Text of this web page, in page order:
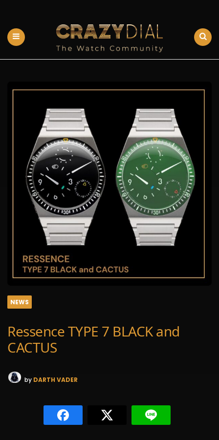
NEWS
Ressence TYPE 7 BLACK and
CACTUS
by DARTH VADER